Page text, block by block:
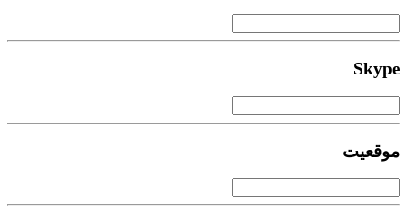
Skype
موقعیت